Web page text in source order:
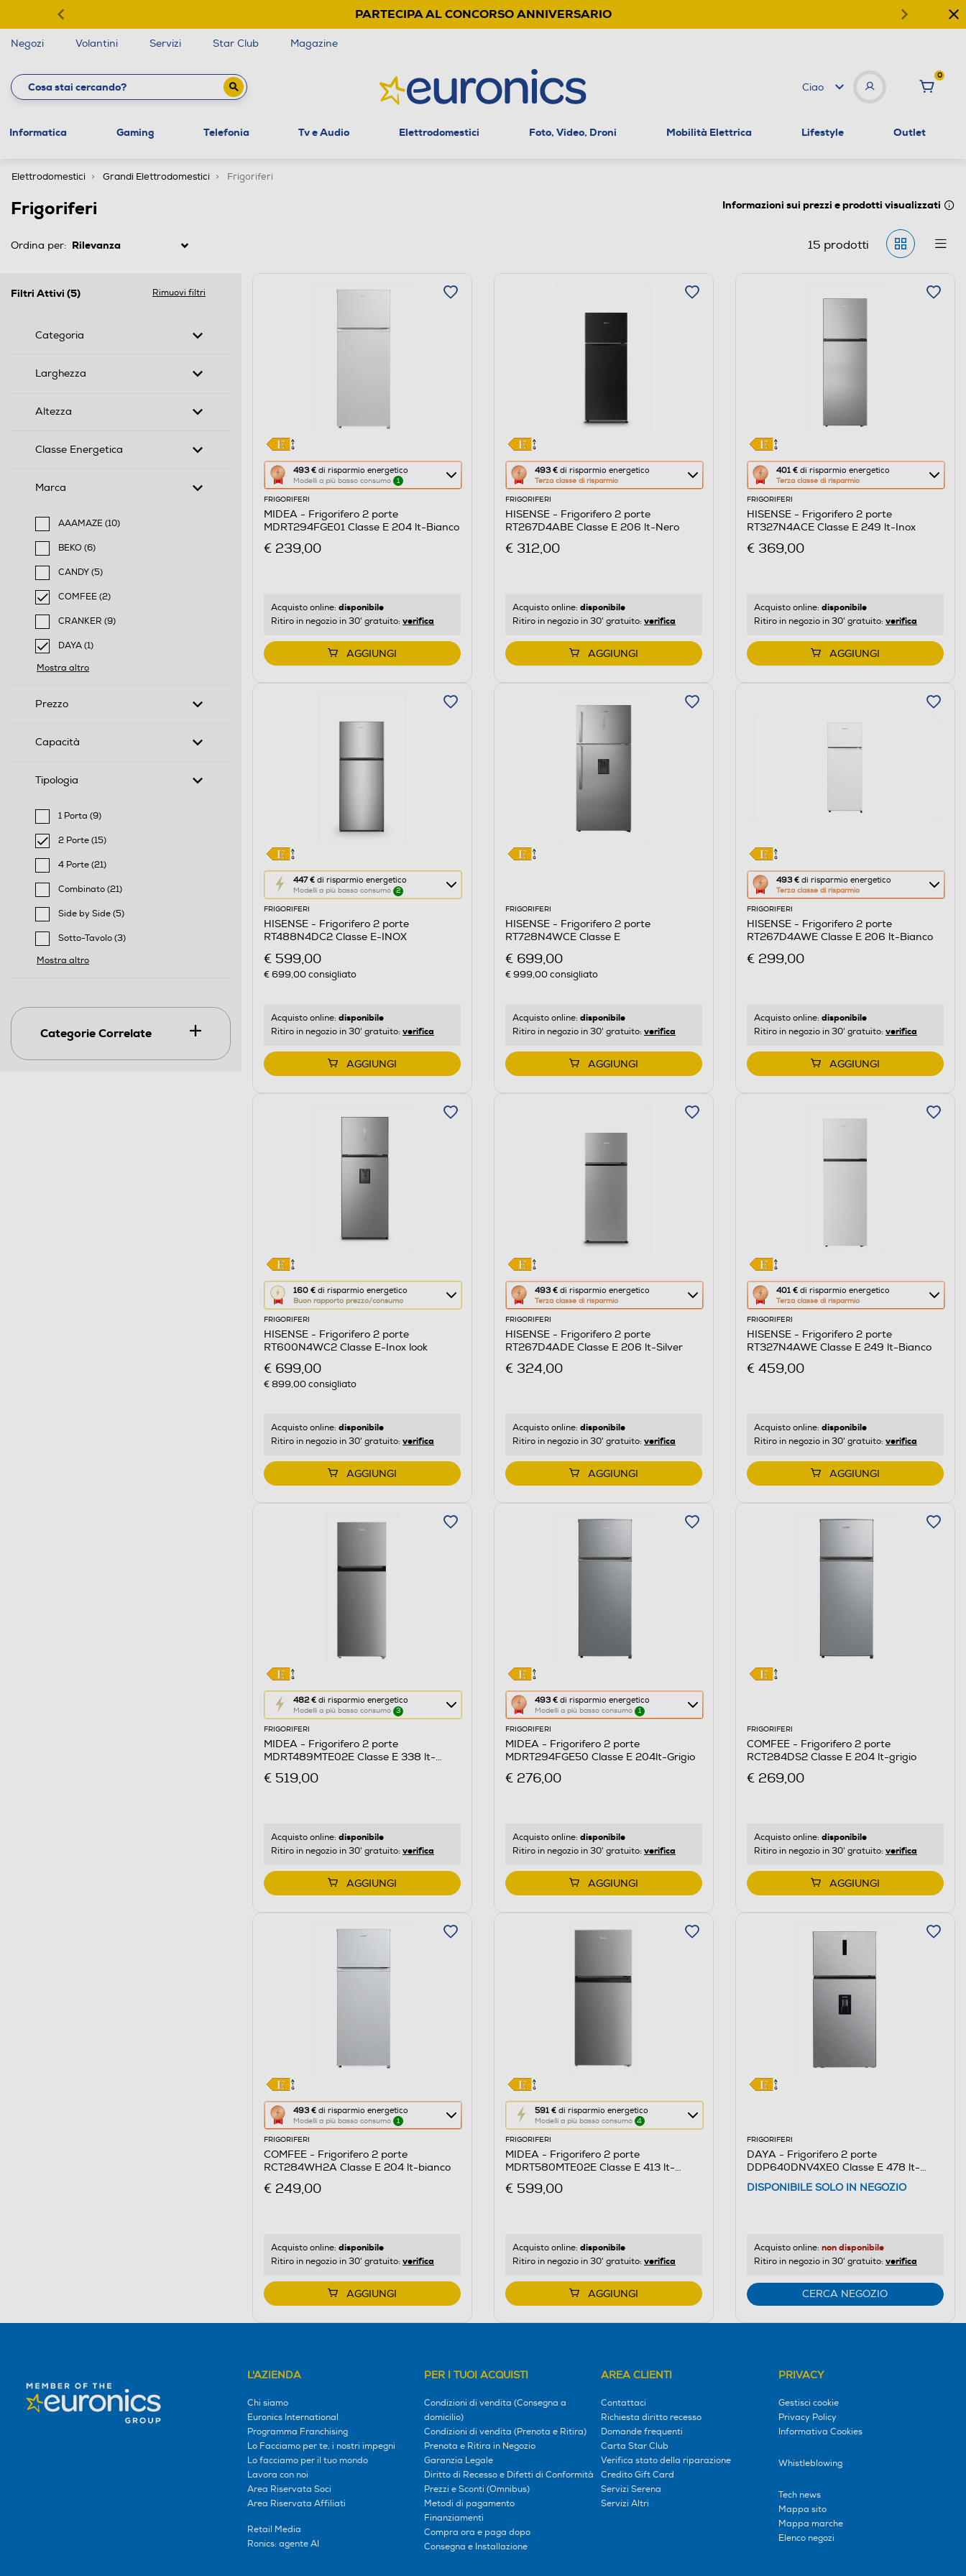
PARTECIPA AL CONCORSO ANNIVERSARIO
Negozi Volantini Servizi Star Club Magazine
Ciao
0
Informatica Gaming Telefonia Tv e Audio Elettrodomestici Foto, Video, Droni Mobilità Elettrica Lifestyle Outlet
Elettrodomestici Grandi Elettrodomestici Frigoriferi
Frigoriferi Informazioni sui prezzi e prodotti visualizzati
Ordina per: 15 prodotti
Filtri Attivi (5) Rimuovi filtri
Categoria
Larghezza
Altezza
Classe Energetica
Marca
AAAMAZE (10)
Filtra per Marca: AAAMAZE
BEKO (6)
Filtra per Marca: BEKO
CANDY (5)
Filtra per Marca: CANDY
COMFEE (2)
selected Filtro applicato per Marca: COMFEE
CRANKER (9)
Filtra per Marca: CRANKER
DAYA (1)
selected Filtro applicato per Marca: DAYA
Mostra altro
Prezzo
Capacità
Tipologia
1 Porta (9)
Filtra per Tipologia: 1 Porta
2 Porte (15)
selected Filtro applicato per Tipologia: 2 Porte
4 Porte (21)
Filtra per Tipologia: 4 Porte
Combinato (21)
Filtra per Tipologia: Combinato
Side by Side (5)
Filtra per Tipologia: Side by Side
Sotto-Tavolo (3)
Filtra per Tipologia: Sotto-Tavolo
Mostra altro
Categorie Correlate
493 € di risparmio energetico
Modelli a più basso consumo 1
Questa
azione
aprirà
il
di
di
Youreko.
FRIGORIFERI
MIDEA - Frigorifero 2 porte
MDRT294FGE01 Classe E 204 lt-Bianco
€ 239,00
Acquisto online: disponibile
Ritiro in negozio in 30' gratuito: verifica
AGGIUNGI
493 €di risparmio energetico
Terza classe di risparmio
Questa
azione
aprirà
il
di
di
Youreko.
FRIGORIFERI
HISENSE - Frigorifero 2 porte
RT267D4ABE Classe E 206 lt-Nero
€ 312,00
Acquisto online: disponibile
Ritiro in negozio in 30' gratuito: verifica
AGGIUNGI
401 €di risparmio energetico
Terza classe di risparmio
Questa
azione
aprirà
il
di
di
Youreko.
FRIGORIFERI
HISENSE - Frigorifero 2 porte
RT327N4ACE Classe E 249 lt-Inox
€ 369,00
Acquisto online: disponibile
Ritiro in negozio in 30' gratuito: verifica
AGGIUNGI
447 € di risparmio energetico
Modelli a più basso consumo 2
Questa
azione
aprirà
il
di
di
Youreko.
FRIGORIFERI
HISENSE - Frigorifero 2 porte
RT488N4DC2 Classe E-INOX
€ 599,00
€ 699,00consigliato
Acquisto online: disponibile
Ritiro in negozio in 30' gratuito: verifica
AGGIUNGI
FRIGORIFERI
HISENSE - Frigorifero 2 porte
RT728N4WCE Classe E
€ 699,00
€ 999,00consigliato
Acquisto online: disponibile
Ritiro in negozio in 30' gratuito: verifica
AGGIUNGI
493 €di risparmio energetico
Terza classe di risparmio
Questa
azione
aprirà
il
di
di
Youreko.
FRIGORIFERI
HISENSE - Frigorifero 2 porte
RT267D4AWE Classe E 206 lt-Bianco
€ 299,00
Acquisto online: disponibile
Ritiro in negozio in 30' gratuito: verifica
AGGIUNGI
160 € di risparmio energetico
Buon rapporto prezzo/consumo
Questa
azione
aprirà
il
di
di
Youreko.
FRIGORIFERI
HISENSE - Frigorifero 2 porte
RT600N4WC2 Classe E-Inox look
€ 699,00
€ 899,00consigliato
Acquisto online: disponibile
Ritiro in negozio in 30' gratuito: verifica
AGGIUNGI
493 €di risparmio energetico
Terza classe di risparmio
Questa
azione
aprirà
il
di
di
Youreko.
FRIGORIFERI
HISENSE - Frigorifero 2 porte
RT267D4ADE Classe E 206 lt-Silver
€ 324,00
Acquisto online: disponibile
Ritiro in negozio in 30' gratuito: verifica
AGGIUNGI
401 €di risparmio energetico
Terza classe di risparmio
Questa
azione
aprirà
il
di
di
Youreko.
FRIGORIFERI
HISENSE - Frigorifero 2 porte
RT327N4AWE Classe E 249 lt-Bianco
€ 459,00
Acquisto online: disponibile
Ritiro in negozio in 30' gratuito: verifica
AGGIUNGI
482 € di risparmio energetico
Modelli a più basso consumo 3
Questa
azione
aprirà
il
di
di
Youreko.
FRIGORIFERI
MIDEA - Frigorifero 2 porte
MDRT489MTE02E Classe E 338 lt-
€ 519,00
Acquisto online: disponibile
Ritiro in negozio in 30' gratuito: verifica
AGGIUNGI
493 €di risparmio energetico
Modelli a più basso consumo 1
Questa
azione
aprirà
il
di
di
Youreko.
FRIGORIFERI
MIDEA - Frigorifero 2 porte
MDRT294FGE50 Classe E 204lt-Grigio
€ 276,00
Acquisto online: disponibile
Ritiro in negozio in 30' gratuito: verifica
AGGIUNGI
FRIGORIFERI
COMFEE - Frigorifero 2 porte
RCT284DS2 Classe E 204 lt-grigio
€ 269,00
Acquisto online: disponibile
Ritiro in negozio in 30' gratuito: verifica
AGGIUNGI
493 € di risparmio energetico
Modelli a più basso consumo 1
Questa
azione
aprirà
il
di
di
Youreko.
FRIGORIFERI
COMFEE - Frigorifero 2 porte
RCT284WH2A Classe E 204 lt-bianco
€ 249,00
Acquisto online: disponibile
Ritiro in negozio in 30' gratuito: verifica
AGGIUNGI
591 €di risparmio energetico
Modelli a più basso consumo 4
Questa
azione
aprirà
il
di
di
Youreko.
FRIGORIFERI
MIDEA - Frigorifero 2 porte
MDRT580MTE02E Classe E 413 lt-
€ 599,00
Acquisto online: disponibile
Ritiro in negozio in 30' gratuito: verifica
AGGIUNGI
FRIGORIFERI
DAYA - Frigorifero 2 porte
DDP640DNV4XE0 Classe E 478 lt-
Silver
DISPONIBILE SOLO IN NEGOZIO
Acquisto online: non disponibile
Ritiro in negozio in 30' gratuito: verifica
CERCA NEGOZIO
L'AZIENDA
Chi siamo
Euronics International
Programma Franchising
Lo Facciamo per te, i nostri impegni
Lo facciamo per il tuo mondo
Lavora con noi
Area Riservata Soci
Area Riservata Affiliati
Retail Media
Ronics: agente AI
PER I TUOI ACQUISTI
Condizioni di vendita (Consegna a
domicilio)
Condizioni di vendita (Prenota e Ritira)
Prenota e Ritira in Negozio
Garanzia Legale
Diritto di Recesso e Difetti di Conformità
Prezzi e Sconti (Omnibus)
Metodi di pagamento
Finanziamenti
Compra ora e paga dopo
Consegna e Installazione
AREA CLIENTI
Contattaci
Richiesta diritto recesso
Domande frequenti
Carta Star Club
Verifica stato della riparazione
Credito Gift Card
Servizi Serena
Servizi Altri
PRIVACY
Gestisci cookie
Privacy Policy
Informativa Cookies
Whistleblowing
Tech news
Mappa sito
Mappa marche
Elenco negozi